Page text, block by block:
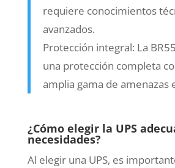
requiere conocimientos
avanzados.
Protección integral: La
una protección completa
amplia gama de amenazas
¿Cómo elegir la UPS
necesidades?
Al elegir una UPS, es